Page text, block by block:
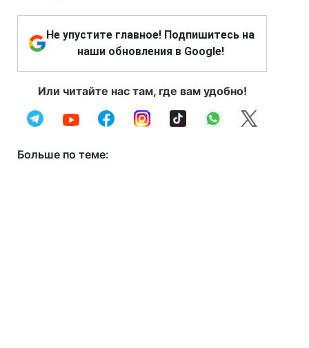
Не упустите главное! Подпишитесь на
наши обновления в Google!
Или читайте нас там, где вам удобно!
Больше по теме: